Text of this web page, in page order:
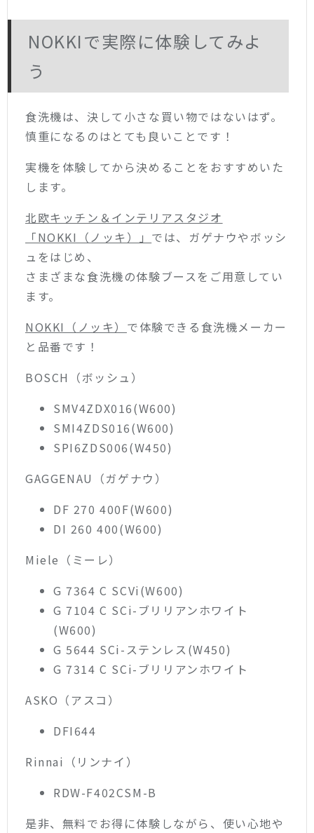
NOKKIで実際に体験してみよ
う
食洗機は、決して小さな買い物ではないはず。
慎重になるのはとても良いことです！
実機を体験してから決めることをおすすめいた
します。
北欧キッチン＆インテリアスタジオ
「NOKKI（ノッキ）」 では、ガゲナウやボッシ
ュをはじめ、
さまざまな食洗機の体験ブースをご用意してい
ます。
NOKKI（ノッキ） で体験できる食洗機メーカー
と品番です！
BOSCH（ボッシュ）
SMV4ZDX016(W600)
SMI4ZDS016(W600)
SPI6ZDS006(W450)
GAGGENAU（ガゲナウ）
DF 270 400F(W600)
DI 260 400(W600)
Miele（ミーレ）
G 7364 C SCVi(W600)
G 7104 C SCi-ブリリアンホワイト
(W600)
G 5644 SCi-ステンレス(W450)
G 7314 C SCi-ブリリアンホワイト
ASKO（アスコ）
DFI644
Rinnai（リンナイ）
RDW-F402CSM-B
是非、無料でお得に体験しながら、使い心地や